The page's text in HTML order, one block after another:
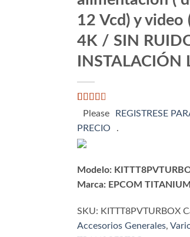
12 Vcd) y
4K / SIN
INSTALACIÓN
Valorado
2.67
de 5
en
3172
valoraciones
clientes
Please
REGISTRESE
PRECIO
.
Modelo:
Marca: EPCOM TITANIUM
SKU: KITTT8PVTURBOX
Accesorios Generales,